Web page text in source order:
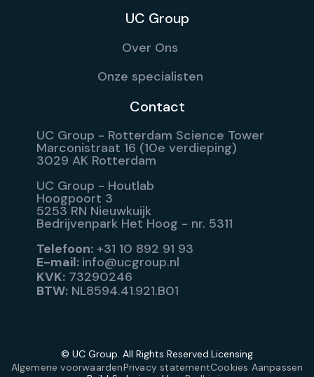
UC Group
Over Ons
Onze specialisten
Contact
UC Group - Rotterdam Science Tower
Marconistraat 16 (10e verdieping)
3029 AK Rotterdam
UC Group - Houtlab
Hoogpoort 3
5253 RN Nieuwkuijk
Bedrijvenpark Het Hoog - nr. 5311
Telefoon:+31 10 892 91 93
E-mail: info@ucgroup.nl
KVK:73290246
BTW:NL8594.41.921.B01
© UC Group. All Rights Reserved.Licensing
Algemene voorwaardenPrivacy statementCookies Aanpassen